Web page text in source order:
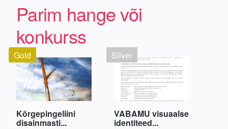
Parim hange või
konkurss
Kõrgepingeliini
disainmasti...
Gold
VABAMU visuaalse
identiteed...
Silver